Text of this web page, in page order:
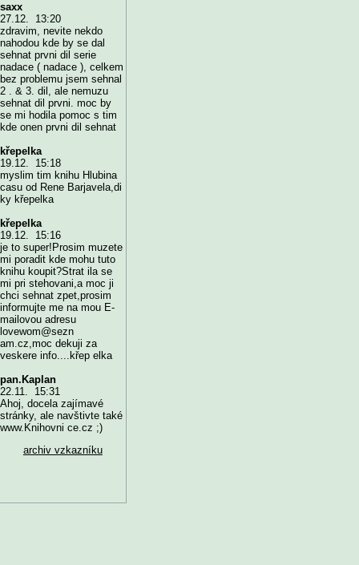
saxx
27.12. 13:20
zdravim, nevite nekdo
nahodou kde by se dal
sehnat prvni dil serie
nadace ( nadace ), celkem
bez problemu jsem sehnal
2 . & 3. dil, ale nemuzu
sehnat dil prvni. moc by
se mi hodila pomoc s tim
kde onen prvni dil sehnat
křepelka
19.12. 15:18
myslim tim knihu Hlubina
casu od Rene Barjavela,di
ky křepelka
křepelka
19.12. 15:16
je to super!Prosim muzete
mi poradit kde mohu tuto
knihu koupit?Strat ila se
mi pri stehovani,a moc ji
chci sehnat zpet,prosim
informujte me na mou E-
mailovou adresu
lovewom@sezn
am.cz,moc dekuji za
veskere info....křep elka
pan.Kaplan
22.11. 15:31
Ahoj, docela zajímavé
stránky, ale navštivte také
www.Knihovni ce.cz ;)
archiv vzkazníku